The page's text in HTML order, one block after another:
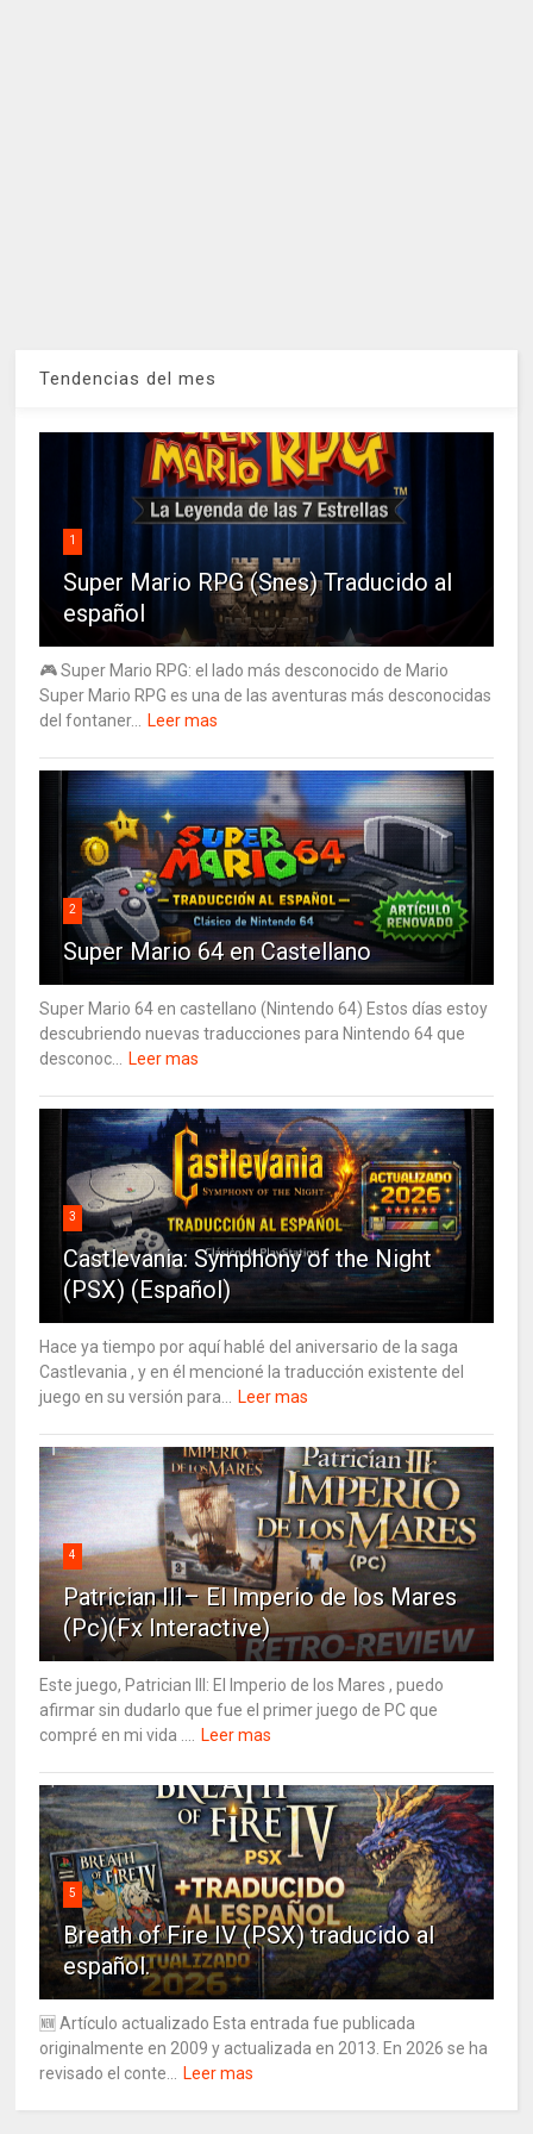
Tendencias del mes
1
Super Mario RPG (Snes) Traducido al
español
🎮 Super Mario RPG: el lado más desconocido de Mario
Super Mario RPG es una de las aventuras más desconocidas
del fontaner... Leer mas
2
Super Mario 64 en Castellano
Super Mario 64 en castellano (Nintendo 64) Estos días estoy
descubriendo nuevas traducciones para Nintendo 64 que
desconoc... Leer mas
3
Castlevania: Symphony of the Night
(PSX) (Español)
Hace ya tiempo por aquí hablé del aniversario de la saga
Castlevania , y en él mencioné la traducción existente del
juego en su versión para... Leer mas
4
Patrician III– El Imperio de los Mares
(Pc)(Fx Interactive)
Este juego, Patrician III: El Imperio de los Mares , puedo
afirmar sin dudarlo que fue el primer juego de PC que
compré en mi vida .... Leer mas
5
Breath of Fire IV (PSX) traducido al
español.
🆕 Artículo actualizado Esta entrada fue publicada
originalmente en 2009 y actualizada en 2013. En 2026 se ha
revisado el conte... Leer mas